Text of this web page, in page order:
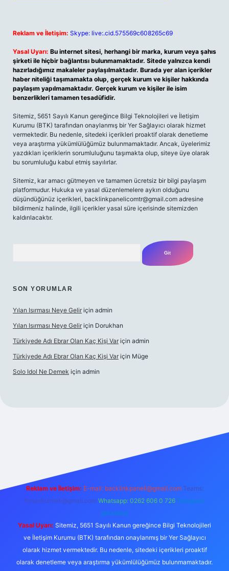
Reklam ve İletişim: Skype: live:.cid.575569c608265c69
Yasal Uyarı: Bu internet sitesi, herhangi bir marka, kurum veya şahıs
şirketi ile hiçbir bağlantısı bulunmamaktadır. Sitede yalnızca kendi
hazırladığımız makaleler paylaşılmaktadır. Burada yer alan içerikler
haber niteliği taşımamakta olup, gerçek kurum ve kişiler hakkında
paylaşım yapılmamaktadır. Gerçek kurum ve kişiler ile isim
benzerlikleri tamamen tesadüfidir.
Sitemiz, 5651 Sayılı Kanun gereğince Bilgi Teknolojileri ve İletişim
Kurumu (BTK) tarafından onaylanmış bir Yer Sağlayıcı olarak hizmet
vermektedir. Bu nedenle, sitedeki içerikleri proaktif olarak denetleme
veya araştırma yükümlülüğümüz bulunmamaktadır. Ancak, üyelerimiz
yazdıkları içeriklerin sorumluluğunu taşımakta olup, siteye üye olarak
bu sorumluluğu kabul etmiş sayılırlar.
Sitemiz, kar amacı gütmeyen ve tamamen ücretsiz bir bilgi paylaşım
platformudur. Hukuka ve yasal düzenlemelere aykırı olduğunu
düşündüğünüz içerikleri, backlinkpanelicomtr@gmail.com adresine
bildirmeniz halinde, ilgili içerikler yasal süre içerisinde sitemizden
kaldırılacaktır.
SON YORUMLAR
Yılan Isırması Neye Gelir için admin
Yılan Isırması Neye Gelir için Dorukhan
Türkiyede Adı Ebrar Olan Kaç Kişi Var için admin
Türkiyede Adı Ebrar Olan Kaç Kişi Var için Müge
Solo Idol Ne Demek için admin
Reklam ve İletişim: E-mail: backlinkpaneli@gmail.com Teams:
forumhizmeti@gmail.com Whatsapp: 0262 606 0 726 Telegram:
@karabul
Yasal Uyarı: Sitemiz, 5651 Sayılı Kanun gereğince Bilgi Teknolojileri
ve İletişim Kurumu (BTK) tarafından onaylanmış bir Yer Sağlayıcı
olarak hizmet vermektedir. Bu nedenle, sitedeki içerikleri proaktif
olarak denetleme veya araştırma yükümlülüğümüz bulunmamaktadır.